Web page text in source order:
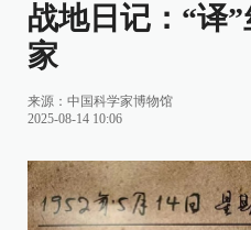
战地日记：“译
家
来源： 中国科学家博物馆
2025-08-14 10:06